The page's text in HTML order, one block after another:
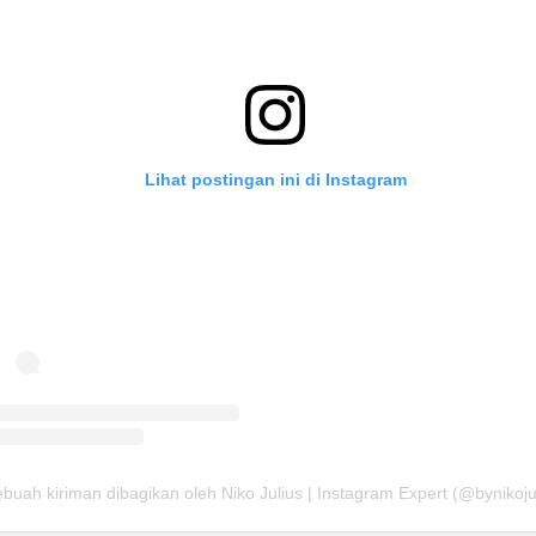
Lihat postingan ini di Instagram
kiriman dibagikan oleh Niko Julius | Instagram Expert